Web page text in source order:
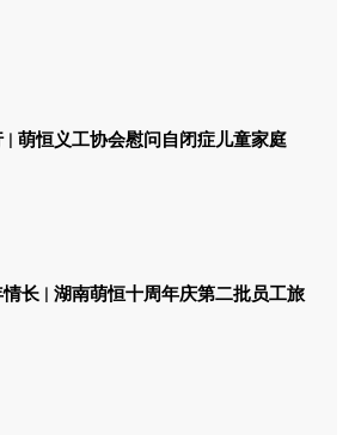
| 萌恒义工协会慰问自闭症儿童家庭
长 | 湖南萌恒十周年庆第二批员工旅